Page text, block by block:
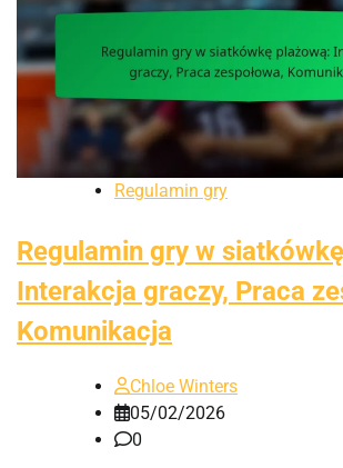
Regulamin gry
Regulamin gry w
Interakcja graczy, Praca
Komunikacja
Chloe Winters
05/02/2026
0